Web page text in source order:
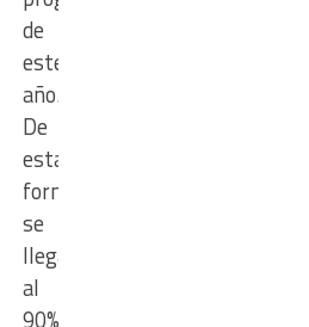
de
este
año.
De
esta
forma
se
llegaria
al
90%